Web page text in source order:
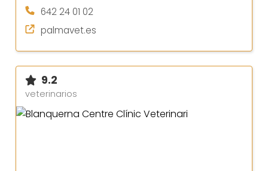
642 24 01 02
palmavet.es
9.2
veterinarios